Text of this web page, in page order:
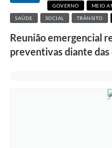
GOVERNO MEIO
SAÚDE SOCIAL TRÂNSITO
Reunião emergencial
preventivas diante das